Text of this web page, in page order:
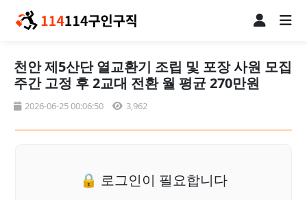
천안 제5산단 열교환기 조립 및 포장 사원 모집
주간 고정 후 2교대 전환 월 평균 270만원
2026-06-25 00:06:50 3,962
🔒 로그인이 필요합니다